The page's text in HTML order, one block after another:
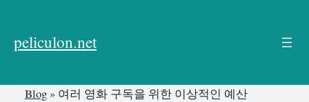
peliculon.net
Blog» 여러 영화 구독을 위한 이상적인 예산